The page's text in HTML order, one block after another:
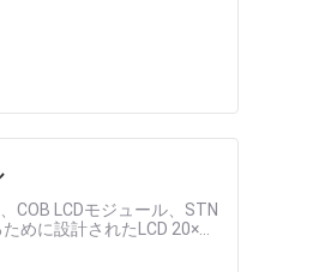
COB LCDモジュール、STN
めに設計されたLCD 20×4